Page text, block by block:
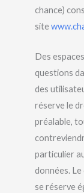
chance)
site
Des
questions
des
réserve le
préalable,
particulier
données.
se réserve